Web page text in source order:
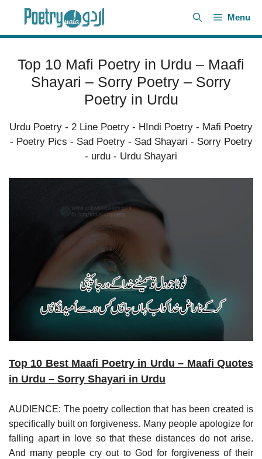
content
Menu
Top 10 Mafi Poetry in Urdu – Maafi
Shayari – Sorry Poetry – Sorry
Poetry in Urdu
Urdu Poetry - 2 Line Poetry - HIndi Poetry - Mafi Poetry
- Poetry Pics - Sad Poetry- Sad Shayari - Sorry Poetry
- urdu - Urdu Shayari
Top 10 Best Maafi Poetry in Urdu – Maafi Quotes
in Urdu – Sorry Shayari in Urdu
AUDIENCE: The poetry collection that has been created is
specifically built on forgiveness. Many people apologize for
falling apart in love so that these distances do not arise.
And many people cry out to God for forgiveness of their